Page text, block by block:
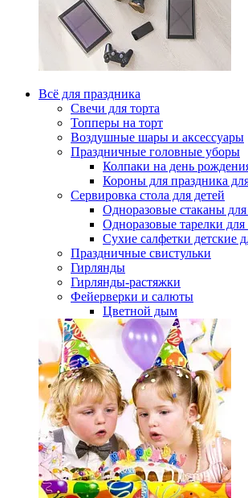
Всё для праздника
Свечи для торта
Топперы на торт
Воздушные шары и аксессуары
Праздничные головные уборы
Колпаки на день
Короны для праздника
Сервировка стола для детей
Одноразовые стаканы
Одноразовые тарелки для
Сухие салфетки детские
Праздничные свистульки
Гирлянды
Гирлянды-растяжки
Фейерверки и салюты
Цветной дым